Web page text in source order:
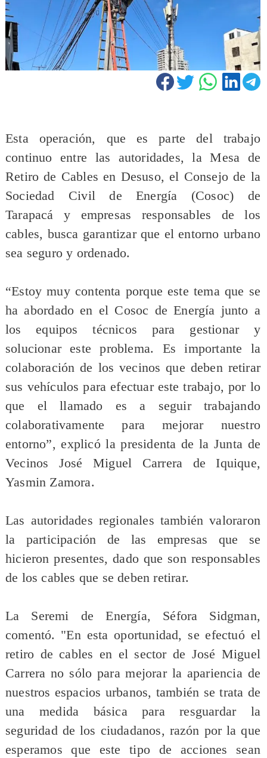
​Esta operación, que es parte del trabajo
continuo entre las autoridades, la Mesa de
Retiro de Cables en Desuso, el Consejo de la
Sociedad Civil de Energía (Cosoc) de
Tarapacá y empresas responsables de los
cables, busca garantizar que el entorno urbano
sea seguro y ordenado.
“Estoy muy contenta porque este tema que se
ha abordado en el Cosoc de Energía junto a
los equipos técnicos para gestionar y
solucionar este problema. Es importante la
colaboración de los vecinos que deben retirar
sus vehículos para efectuar este trabajo, por lo
que el llamado es a seguir trabajando
colaborativamente para mejorar nuestro
entorno”, explicó la presidenta de la Junta de
Vecinos José Miguel Carrera de Iquique,
Yasmin Zamora.
Las autoridades regionales también valoraron
la participación de las empresas que se
hicieron presentes, dado que son responsables
de los cables que se deben retirar.
La Seremi de Energía, Séfora Sidgman,
comentó. "En esta oportunidad, se efectuó el
retiro de cables en el sector de José Miguel
Carrera no sólo para mejorar la apariencia de
nuestros espacios urbanos, también se trata de
una medida básica para resguardar la
seguridad de los ciudadanos, razón por la que
esperamos que este tipo de acciones sean